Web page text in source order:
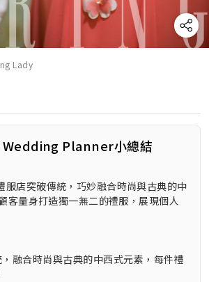
Lady
Wedding Planner小總結
店突破傳統，巧妙融合時尚與古典的中
客量身打造獨一無二的禮服，展現個人
融合時尚與古典的中西式元素，每件禮